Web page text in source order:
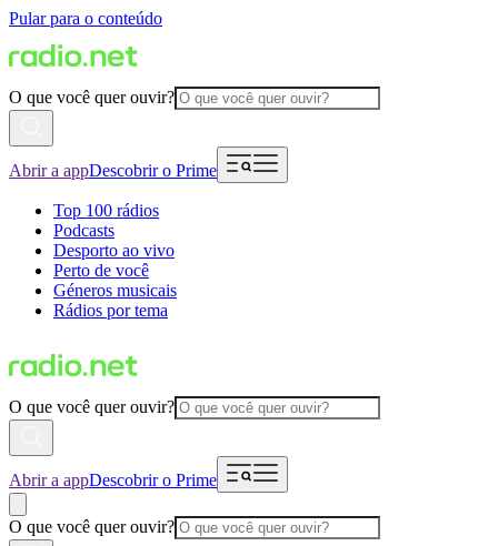
Pular para o conteúdo
O que você quer ouvir?
Abrir a appDescobrir o Prime
Top 100 rádios
Podcasts
Desporto ao vivo
Perto de você
Géneros musicais
Rádios por tema
O que você quer ouvir?
Abrir a appDescobrir o Prime
O que você quer ouvir?